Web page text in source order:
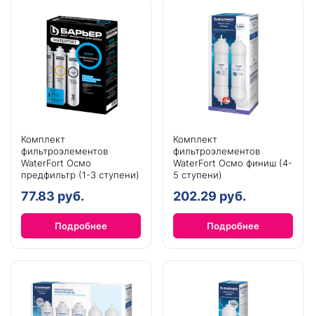
Комплект
фильтроэлементов
WaterFort Осмо
предфильтр (1-3 ступени)
77.83 руб.
Подробнее
Комплект
фильтроэлементов
WaterFort Осмо финиш (4-
5 ступени)
202.29 руб.
Подробнее